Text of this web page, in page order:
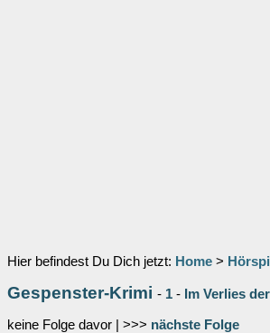
Hier befindest Du Dich jetzt: Home >
Gespenster-Krimi - 1 - Im Verlies
keine Folge davor | >>> nächste Folge